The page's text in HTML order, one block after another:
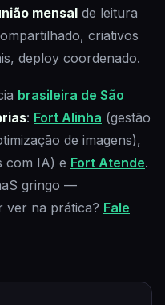
mensal de leitura
criativos
deploy coordenado.
brasileira de São
: Fort Alinha (gestão
de imagens),
com IA) e Fort Atende.
gringo —
ver na prática? Fale